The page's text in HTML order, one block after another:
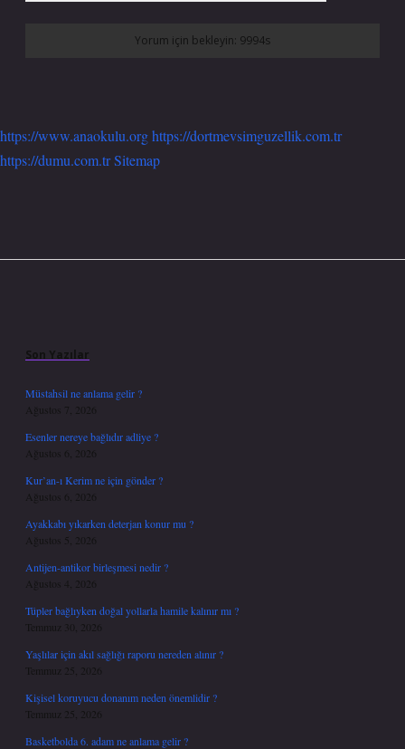
https://www.anaokulu.orghttps://dortmevsimguzellik.com.tr
https://dumu.com.trSitemap
Son Yazılar
Müstahsil ne anlama gelir ?
Ağustos 7, 2026
Esenler nereye bağlıdır adliye ?
Ağustos 6, 2026
Kur’an-ı Kerim ne için gönder ?
Ağustos 6, 2026
Ayakkabı yıkarken deterjan konur mu ?
Ağustos 5, 2026
Antijen-antikor birleşmesi nedir ?
Ağustos 4, 2026
Tüpler bağlıyken doğal yollarla hamile kalınır mı ?
Temmuz 30, 2026
Yaşlılar için akıl sağlığı raporu nereden alınır ?
Temmuz 25, 2026
Kişisel koruyucu donanım neden önemlidir ?
Temmuz 25, 2026
Basketbolda 6. adam ne anlama gelir ?